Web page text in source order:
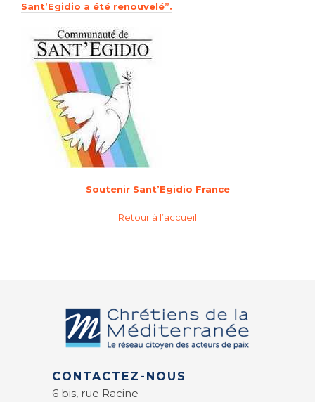
Sant’Egidio a été renouvelé”.
Soutenir Sant’Egidio France
Retour à l’accueil
CONTACTEZ-NOUS
6 bis, rue Racine